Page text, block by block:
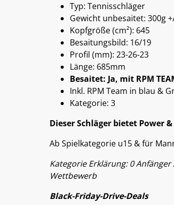
Typ: Tennisschläger
Gewicht unbesaitet: 300g
Kopfgröße (cm²): 645
Besaitungsbild: 16/19
Profil (mm): 23-26-23
Länge: 685mm
Besaitet: Ja, mit RPM
Inkl. RPM Team in blau &
Kategorie: 3
Dieser Schläger bietet Power
Ab Spielkategorie u15 & für
Kategorie Erklärung: 0
Wettbewerb
Black-Friday-Drive-Deals